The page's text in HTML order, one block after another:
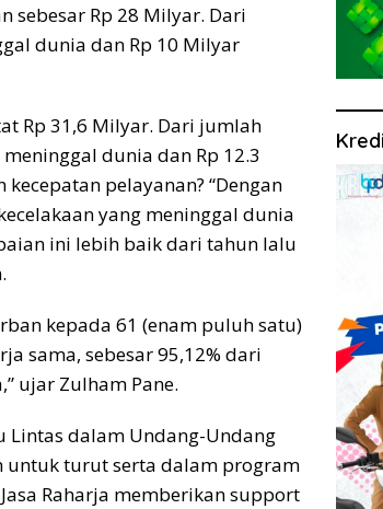
sebesar Rp 28 Milyar. Dari
dunia dan Rp 10 Milyar
Rp 31,6 Milyar. Dari jumlah
dunia dan Rp 12.3
pelayanan? “Dengan
yang meninggal dunia
ini lebih baik dari tahun lalu
kepada 61 (enam puluh satu)
sama, sebesar 95,12% dari
ujar Zulham Pane.
Lintas dalam Undang-Undang
untuk turut serta dalam program
Raharja memberikan support